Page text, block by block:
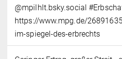
@mpilhlt.bsky.social
https://www.mpg.de/
im-spiegel-des-erbrechts